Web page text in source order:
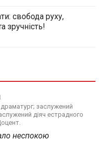
свобода руху,
зручність!
заслужений
діяч естрадного
неспокою